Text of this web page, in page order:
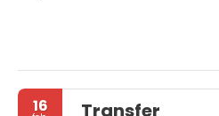
Make use of convenient
complimentary wireless
and wedding services.
hotel include a communal
assistance, and a banquet hall.
16 Transfer